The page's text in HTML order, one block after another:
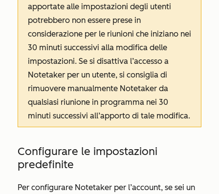
apportate alle impostazioni degli utenti
potrebbero non essere prese in
considerazione per le riunioni che iniziano nei
30 minuti successivi alla modifica delle
impostazioni. Se si disattiva l’accesso a
Notetaker per un utente, si consiglia di
rimuovere manualmente Notetaker da
qualsiasi riunione in programma nei 30
minuti successivi all’apporto di tale modifica.
Configurare le impostazioni
predefinite
Per configurare Notetaker per l’account, se sei un